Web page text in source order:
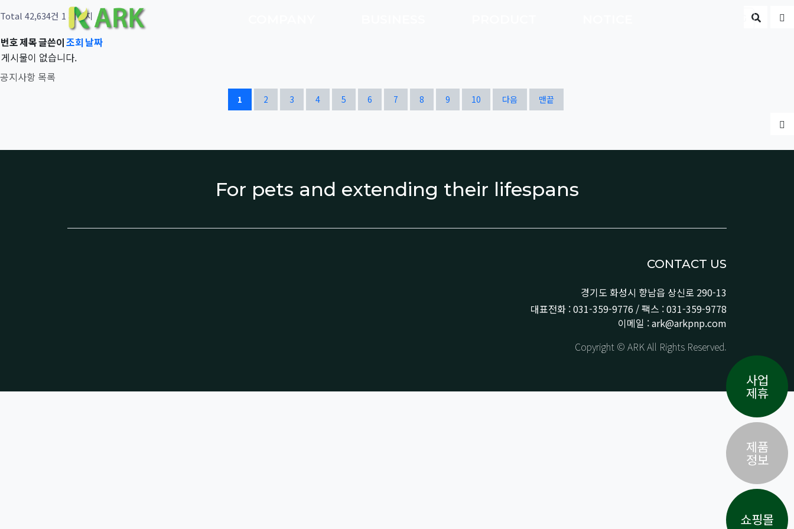
Total 42,634건 1 페이지 게시판
공지사항 목록
번호제목글쓴이조회날짜
게시물이 없습니다.
열린
1 페이지
2
페이지 3
페이지 4
페이지 5
페이지 6
페이지 7
페이지 8
페이지 9
페이지 10
페이지 다음 맨끝
For pets and extending their lifespans
CONTACT US
경기도 화성시 향남읍 상신로 290-13
대표전화 : 031-359-9776 / 팩스 : 031-359-9778
이메일 : ark@arkpnp.com
Copyright © ARK All Rights Reserved.
사업
제휴
제품
정보
쇼핑몰